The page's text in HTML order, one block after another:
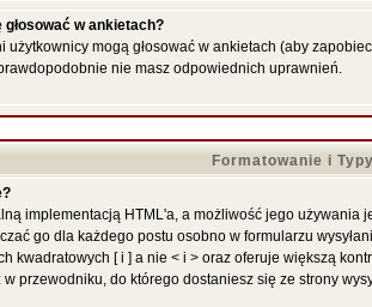
głosować w ankietach?
użytkownicy mogą głosować w ankietach (aby
nie masz odpowiednich uprawnień.
Formatowanie i
implementacją HTML'a, a możliwość jego
go dla każdego postu osobno w formularzu
kwadratowych [ i ] a nie < i > oraz oferuje większą
przewodniku, do którego dostaniesz się ze strony